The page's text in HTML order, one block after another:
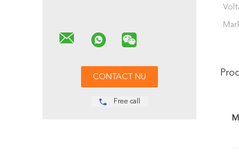
Free call